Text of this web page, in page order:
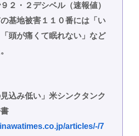
２・２デシベル（速報値）
基地被害１１０番には「い
頭が痛くて眠れない」など
込み低い」米シンクタンク
articles/-/7